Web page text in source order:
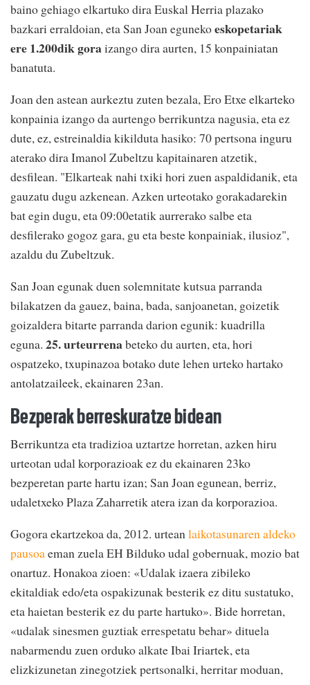
baino gehiago elkartuko dira Euskal Herria plazako
bazkari erraldoian, eta San Joan egunekoeskopetariak
ere 1.200dik goraizango dira aurten, 15 konpainiatan
banatuta.
Joan den astean aurkeztu zuten bezala, Ero Etxe elkarteko
konpainia izango da aurtengo berrikuntza nagusia, eta ez
dute, ez, estreinaldia kikilduta hasiko: 70 pertsona inguru
aterako dira Imanol Zubeltzu kapitainaren atzetik,
desfilean. "Elkarteak nahi txiki hori zuen aspaldidanik, eta
gauzatu dugu azkenean. Azken urteotako gorakadarekin
bat egin dugu, eta 09:00etatik aurrerako salbe eta
desfilerako gogoz gara, gu eta beste konpainiak, ilusioz",
azaldu du Zubeltzuk.
San Joan egunak duen solemnitate kutsua parranda
bilakatzen da gauez, baina, bada, sanjoanetan, goizetik
goizaldera bitarte parranda darion egunik: kuadrilla
eguna. 25. urteurrenabeteko du aurten, eta, hori
ospatzeko, txupinazoa botako dute lehen urteko hartako
antolatzaileek, ekainaren 23an.
Bezperak berreskuratze bidean
Berrikuntza eta tradizioa uztartze horretan, azken hiru
urteotan udal korporazioak ez du ekainaren 23ko
bezperetan parte hartu izan; San Joan egunean, berriz,
udaletxeko Plaza Zaharretik atera izan da korporazioa.
Gogora ekartzekoa da, 2012. urtean laikotasunaren aldeko
pausoaeman zuela EH Bilduko udal gobernuak, mozio bat
onartuz. Honakoa zioen: «Udalak izaera zibileko
ekitaldiak edo/eta ospakizunak besterik ez ditu sustatuko,
eta haietan besterik ez du parte hartuko». Bide horretan,
«udalak sinesmen guztiak errespetatu behar» dituela
nabarmendu zuen orduko alkate Ibai Iriartek, eta
elizkizunetan zinegotziek pertsonalki, herritar moduan,